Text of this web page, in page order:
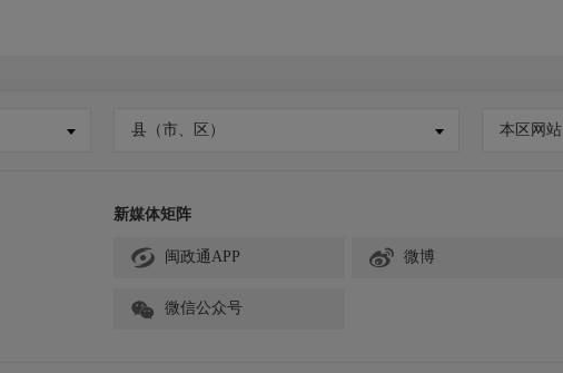
县（市、区） 本区网站
新媒体矩阵
闽政通APP 微博
微信公众号